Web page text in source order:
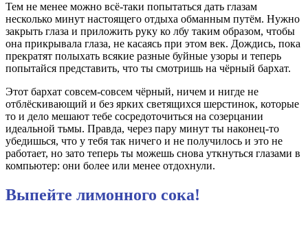
Тем не менее можно всё-таки попытаться дать глазам
несколько минут настоящего отдыха обманным путём. Нужно
закрыть глаза и приложить руку ко лбу таким образом, чтобы
она прикрывала глаза, не касаясь при этом век. Дождись, пока
прекратят полыхать всякие разные буйные узоры и теперь
попытайся представить, что ты смотришь на чёрный бархат.
Этот бархат совсем-совсем чёрный, ничем и нигде не
отблёскивающий и без ярких светящихся шерстинок, которые
то и дело мешают тебе сосредоточиться на созерцании
идеальной тьмы. Правда, через пару минут ты наконец-то
убедишься, что у тебя так ничего и не получилось и это не
работает, но зато теперь ты можешь снова уткнуться глазами в
компьютер: они более или менее отдохнули.
Выпейте лимонного сока!